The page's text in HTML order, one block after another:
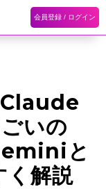
会員登録 / ログイン
いの
と
く解説
記事